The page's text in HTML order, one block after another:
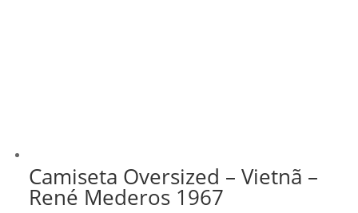
Camiseta Oversized – Vietnã –
René Mederos 1967